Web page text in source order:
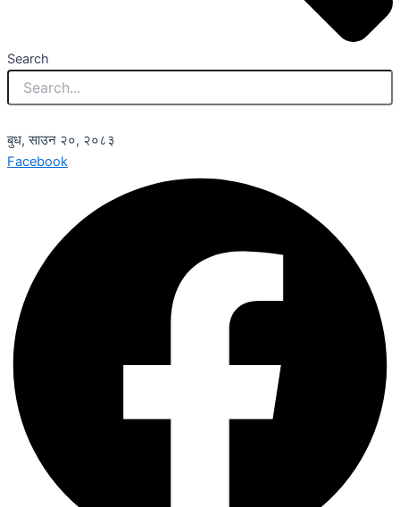
Search
बुध, साउन २०, २०८३
Facebook